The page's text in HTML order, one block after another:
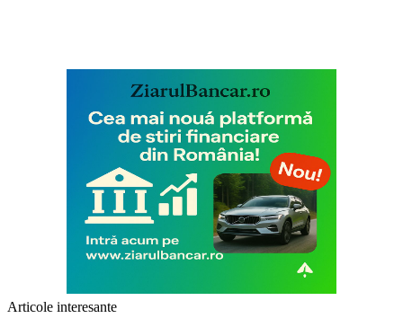
Articole interesante